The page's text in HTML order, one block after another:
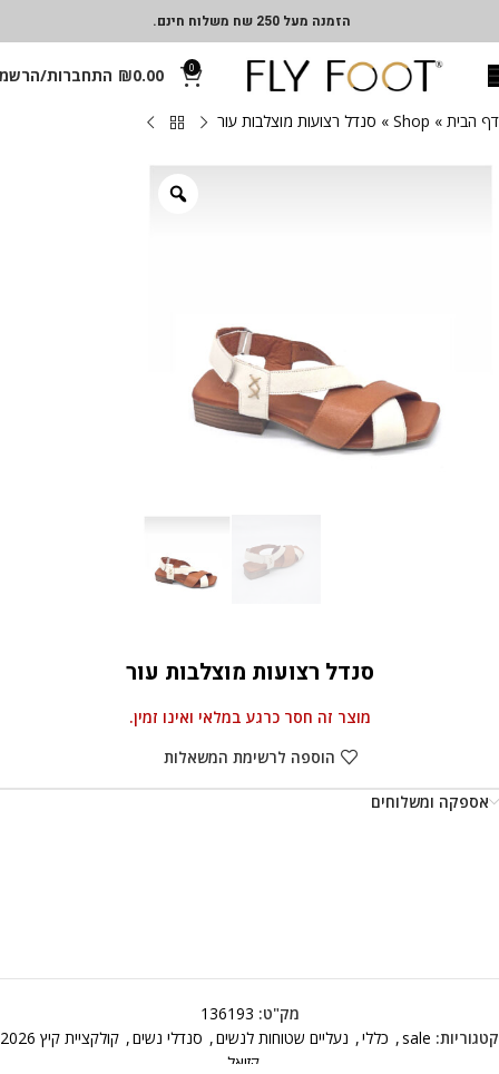
הזמנה מעל 250 שח משלוח חינם.
0
₪0.00 התחברות/
דף הבית »
Shop
» סנדל רצועות מוצלבות עור
סנדל רצועות מוצלבות עור
מוצר זה חסר כרגע במלאי ואינו זמין.
הוספה לרשימת המשאלות
אספקה ומשלוחים
מק"ט: 136193
קטגוריות: sale
, כללי, נעליים שטוחות לנשים, סנדלי נשים, קולקציית קיץ 2026
קזואל